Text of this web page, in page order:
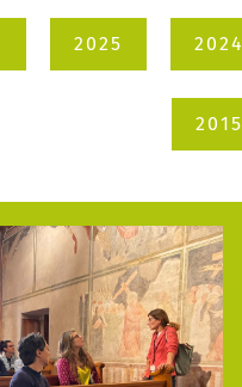
2025 2024
2015